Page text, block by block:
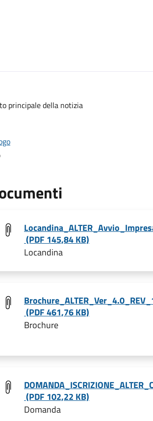
principale della notizia
(PDF 145,84 KB)
Locandina
(PDF 461,76 KB)
Brochure
(PDF 102,22 KB)
Domanda